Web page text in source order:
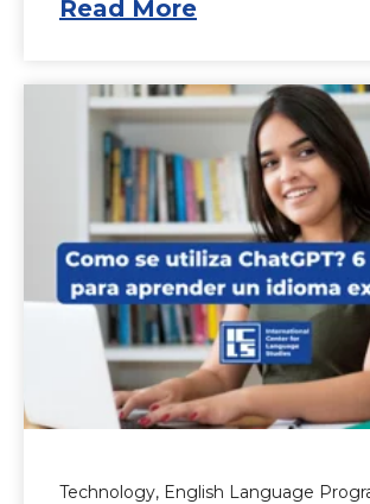
Read More
Technology, English Language